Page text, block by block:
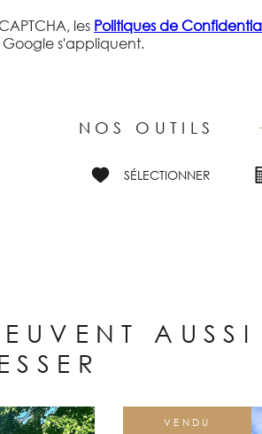
les Politiques de
s'appliquent.
NOS OUTILS
SÉLECTIONNER
AUSSI
VENDU